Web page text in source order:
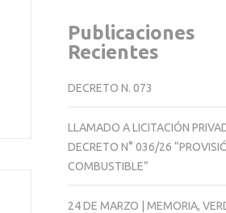
Publicaciones
Recientes
DECRETO N. 073
LLAMADO A LICITACIÓN
DECRETO N° 036/26
COMBUSTIBLE”
24 DE MARZO | MEMORIA,